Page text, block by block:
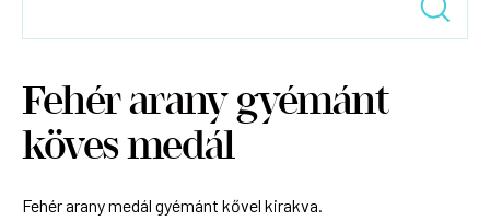
Fehér arany gyémánt
köves medál
Fehér arany medál gyémánt kővel kirakva.